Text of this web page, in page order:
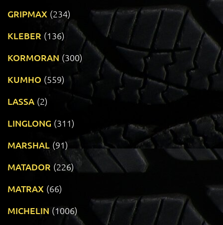
GRIPMAX (234)
KLEBER (136)
KORMORAN (300)
KUMHO (559)
LASSA (2)
LINGLONG (311)
MARSHAL (91)
MATADOR (226)
MATRAX (66)
MICHELIN (1006)